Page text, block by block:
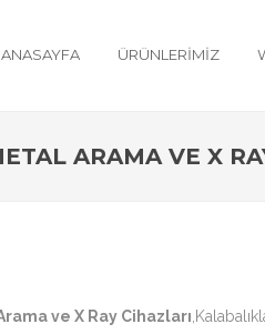
ANASAYFA ÜRÜNLERIMIZ
ARAMA VE X
ve X Ray Cihazları